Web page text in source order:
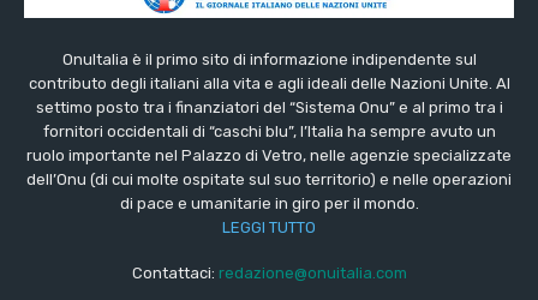
OnuItalia è il primo sito di informazione indipendente sul
contributo degli italiani alla vita e agli ideali delle Nazioni Unite. Al
settimo posto tra i finanziatori del “Sistema Onu” e al primo tra i
fornitori occidentali di “caschi blu”, l’Italia ha sempre avuto un
ruolo importante nel Palazzo di Vetro, nelle agenzie specializzate
dell’Onu (di cui molte ospitate sul suo territorio) e nelle operazioni
di pace e umanitarie in giro per il mondo.
LEGGI TUTTO
Contattaci: redazione@onuitalia.com